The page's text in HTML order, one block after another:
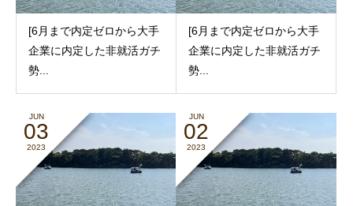
[6月まで内定ゼロから大手
企業に内定した非就活ガチ
勢...
[6月まで内定ゼロから大手
企業に内定した非就活ガチ
勢...
JUN
03
2023
JUN
02
2023